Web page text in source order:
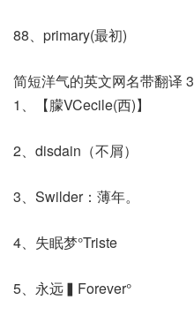
88、primary(最初)
简短洋气的英文网名带翻译 3
1、【朦VCecile(西)】
2、disdain（不屑）
3、Swilder：薄年。
4、失眠梦°Triste
5、永远▍Forever°